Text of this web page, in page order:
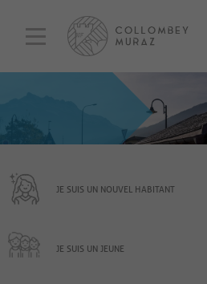
JE SUIS UN NOUVEL HABITANT
JE SUIS UN JEUNE